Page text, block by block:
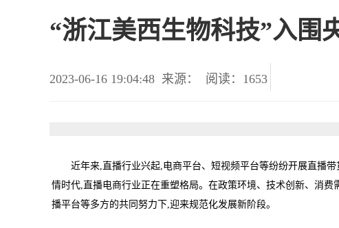
“浙江美西生物科技”入围
2023-06-16 19:04:48 来源： 阅读：1653
近年来,直播行业兴起,电商平台、短视频平台等纷纷开展直播
情时代,直播电商行业正在重塑格局。在政策环境、技术创新、消
播平台等多方的共同努力下,迎来规范化发展新阶段。